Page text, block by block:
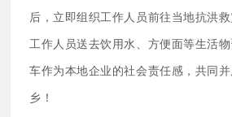
后，立即组织工作人员前往当地抗洪
工作人员送去饮用水、方便面等生活
车作为本地企业的社会责任感，共同
乡！